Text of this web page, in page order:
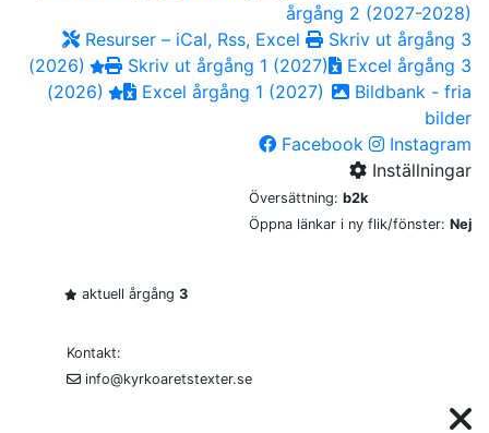
årgång 2 (2027-2028)
Resurser – iCal, Rss, Excel
Skriv ut årgång 3
(2026)
Skriv ut årgång 1 (2027)
Excel årgång 3
(2026)
Excel årgång 1 (2027)
Bildbank - fria
bilder
Facebook
Instagram
Inställningar
Översättning: b2k
Öppna länkar i ny flik/fönster: Nej
aktuell årgång 3
Kontakt:
info@kyrkoaretstexter.se